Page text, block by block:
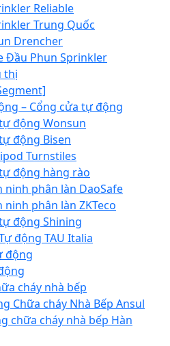
Reliable
Trung Quốc
Drencher
Đầu Phun Sprinkler
thị
– Cổng cửa tự động
động Wonsun
động Bisen
Turnstiles
động hàng rào
ninh phân làn DaoSafe
ninh phân làn ZKTeco
động Shining
động TAU Italia
động
cháy nhà bếp
Chữa cháy Nhà Bếp Ansul
chữa cháy nhà bếp Hàn